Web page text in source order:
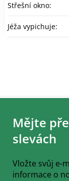
Střešní okno:
Jéža vypichuje:
Z
Mějte
slevách
Vložte svůj e-
informace o